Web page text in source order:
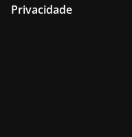
Privacidade